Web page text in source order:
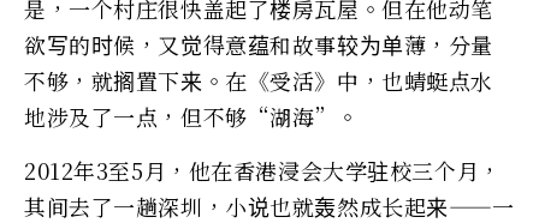
是，一个村庄很快盖起了楼房瓦屋。但在他动笔
欲写的时候，又觉得意蕴和故事较为单薄，分量
不够，就搁置下来。在《受活》中，也蜻蜓点水
地涉及了一点，但不够“湖海”。
2012年3至5月，他在香港浸会大学驻校三个月，
其间去了一趟深圳，小说也就轰然成长起来——一